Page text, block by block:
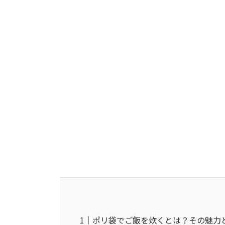
ポリ袋でご飯を炊くとは？その魅力